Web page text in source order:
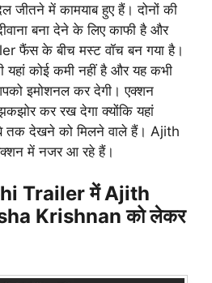
जीतने में कामयाब हुए हैं। दोनों की
बना देने के लिए काफी है और
फैंस के बीच मस्ट वॉच बन गया है।
यहां कोई कमी नहीं है और यह कभी
इमोशनल कर देगी। एक्शन
झकझोर कर रख देगा क्योंकि यहां
तक देखने को मिलने वाले हैं। Ajith
में नजर आ रहे हैं।
Trailer में Ajith
Krishnan को लेकर